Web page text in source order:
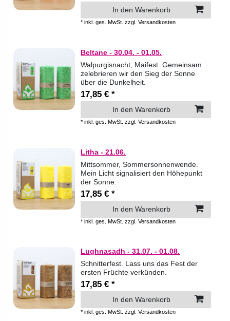
In den Warenkorb
*inkl. ges. MwSt. zzgl.Versandkosten
Beltane - 30.04. - 01.05.
Walpurgisnacht, Maifest. Gemeinsam
zelebrieren wir den Sieg der Sonne
über die Dunkelheit.
17,85 € *
In den Warenkorb
*inkl. ges. MwSt. zzgl.Versandkosten
Litha - 21.06.
Mittsommer, Sommersonnenwende.
Mein Licht signalisiert den Höhepunkt
der Sonne.
17,85 € *
In den Warenkorb
*inkl. ges. MwSt. zzgl.Versandkosten
Lughnasadh - 31.07. - 01.08.
Schnitterfest. Lass uns das Fest der
ersten Früchte verkünden.
17,85 € *
In den Warenkorb
*inkl. ges. MwSt. zzgl.Versandkosten